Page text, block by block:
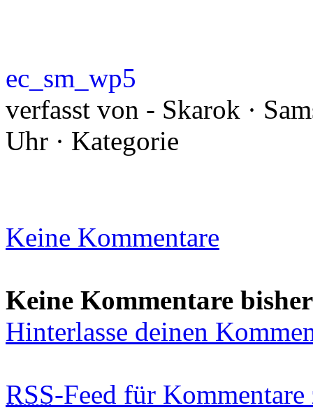
ec_sm_wp5
verfasst von - Skarok ·
Uhr · Kategorie
Keine Kommentare
Keine Kommentare bisher
Hinterlasse deinen
RSS-Feed für